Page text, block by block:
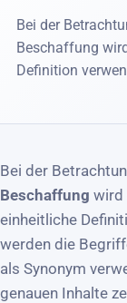
Bei der
Beschaffung
Definition
Bei der
Beschaffung wird
einheitliche
werden die
als Synonym
genauen Inhalte